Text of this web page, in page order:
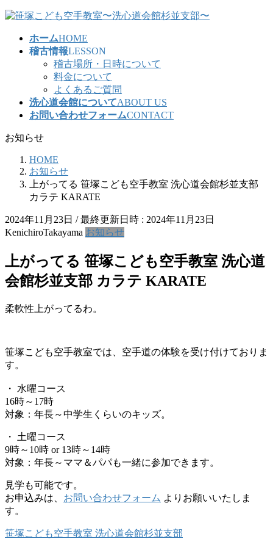
コ
ナ
ホームHOME
稽古情報LESSON
稽古場所・日時について
料金について
よくあるご質問
洗心道会館についてABOUT US
お問い合わせフォームCONTACT
お知らせ
HOME
お知らせ
上がってる 笹塚こども空手教室 洗心道会館杉並支部
カラテ KARATE
2024年11月23日 / 最終更新日時 : 2024年11月23日
KenichiroTakayama お知らせ
上がってる 笹塚こども空手教室 洗心道
会館杉並支部 カラテ KARATE
柔軟性上がってるわ。
笹塚こども空手教室では、空手道の体験を受け付けておりま
す。
・ 水曜コース
16時～17時
対象：年長～中学生くらいのキッズ。
・ 土曜コース
9時～10時 or 13時～14時
対象：年長～ママ＆パパも一緒に参加できます。
見学も可能です。
お申込みは、 お問い合わせフォーム よりお願いいたしま
す。
笹塚こども空手教室 洗心道会館杉並支部